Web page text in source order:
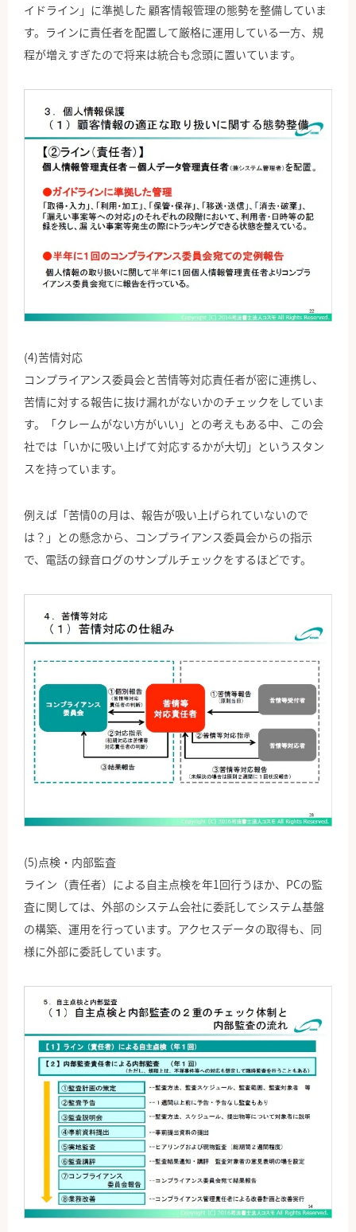
イドライン」に準拠した 顧客情報管理の態勢を整備していま
す。ラインに責任者を配置して厳格に運用している一方、規
程が増えすぎたので将来は統合も念頭に置いています。
(4)苦情対応
コンプライアンス委員会と苦情等対応責任者が密に連携し、
苦情に対する報告に抜け漏れがないかのチェックをしていま
す。「クレームがない方がいい」との考えもある中、この会
社では「いかに吸い上げて対応するかが大切」というスタン
スを持っています。
例えば「苦情0の月は、報告が吸い上げられていないので
は？」との懸念から、コンプライアンス委員会からの指示
で、電話の録音ログのサンプルチェックをするほどです。
(5)点検・内部監査
ライン（責任者）による自主点検を年1回行うほか、PCの監
査に関しては、外部のシステム会社に委託してシステム基盤
の構築、運用を行っています。アクセスデータの取得も、同
様に外部に委託しています。